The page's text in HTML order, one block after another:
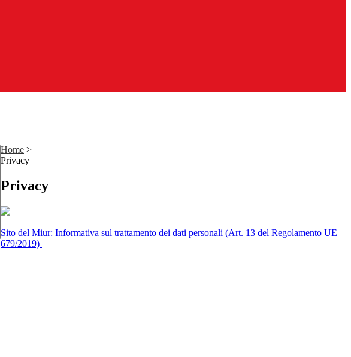
Home >
Privacy
Privacy
Sito del Miur: Informativa sul trattamento dei dati personali (Art. 13 del Regolamento UE
679/2019)